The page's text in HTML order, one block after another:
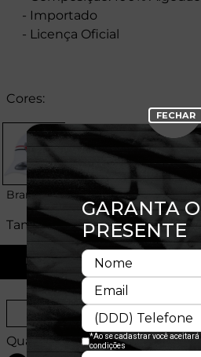
- Importado
- Licença Oficial
Cores:
Branco
Tamanhos:
U
Provador Virtual
Quantidade: